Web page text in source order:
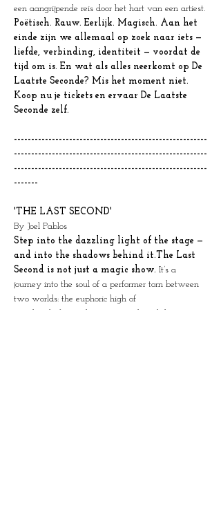
een aangrijpende reis door het hart van een artiest.
Poëtisch. Rauw. Eerlijk. Magisch. Aan het
einde zijn we allemaal op zoek naar iets —
liefde, verbinding, identiteit — voordat de
tijd om is. En wat als alles neerkomt op De
Laatste Seconde? Mis het moment niet.
Koop nu je tickets en ervaar De Laatste
Seconde zelf.
--------------------------------------------------------
--------------------------------------------------------
--------------------------------------------------------
-------
'THE LAST SECOND'
By Joel Pablos
Step into the dazzling light of the stage —
and into the shadows behind it.The Last
Second is not just a magic show. It’s a
journey into the soul of a performer torn between
two worlds: the euphoric high of